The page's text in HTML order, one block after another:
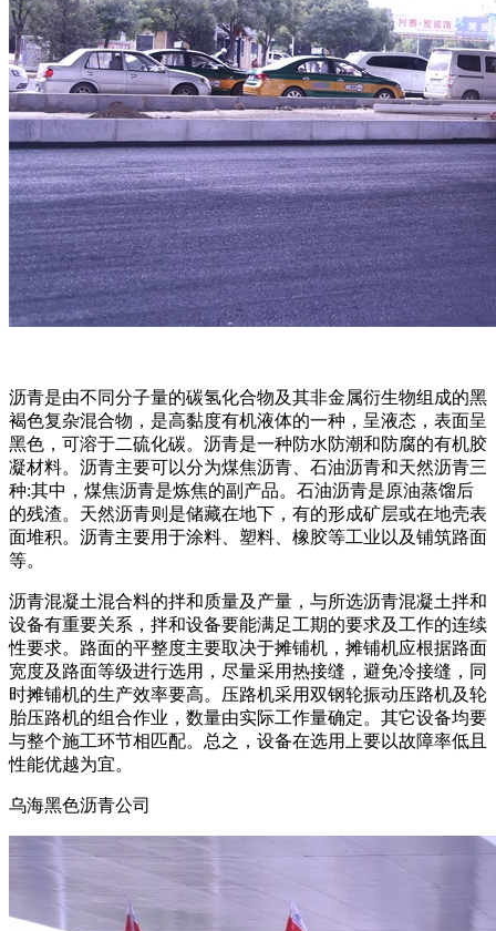
沥青是由不同分子量的碳氢化合物及其非金属衍生物组成的黑
褐色复杂混合物，是高黏度有机液体的一种，呈液态，表面呈
黑色，可溶于二硫化碳。沥青是一种防水防潮和防腐的有机胶
凝材料。沥青主要可以分为煤焦沥青、石油沥青和天然沥青三
种:其中，煤焦沥青是炼焦的副产品。石油沥青是原油蒸馏后
的残渣。天然沥青则是储藏在地下，有的形成矿层或在地壳表
面堆积。沥青主要用于涂料、塑料、橡胶等工业以及铺筑路面
等。
沥青混凝土混合料的拌和质量及产量，与所选沥青混凝土拌和
设备有重要关系，拌和设备要能满足工期的要求及工作的连续
性要求。路面的平整度主要取决于摊铺机，摊铺机应根据路面
宽度及路面等级进行选用，尽量采用热接缝，避免冷接缝，同
时摊铺机的生产效率要高。压路机采用双钢轮振动压路机及轮
胎压路机的组合作业，数量由实际工作量确定。其它设备均要
与整个施工环节相匹配。总之，设备在选用上要以故障率低且
性能优越为宜。
乌海黑色沥青公司